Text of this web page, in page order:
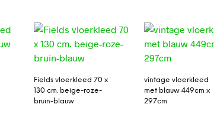
Fields vloerkleed 70 x
130 cm. beige-roze-
bruin-blauw
vintage vloerkleed
met blauw 449cm x
297cm